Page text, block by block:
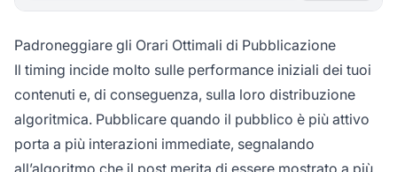
Padroneggiare gli Orari Ottimali di Pubblicazione
Il timing incide molto sulle performance iniziali dei tuoi
contenuti e, di conseguenza, sulla loro distribuzione
algoritmica. Pubblicare quando il pubblico è più attivo
porta a più interazioni immediate, segnalando
all’algoritmo che il post merita di essere mostrato a più